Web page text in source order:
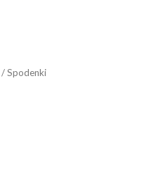
/ Spodenki